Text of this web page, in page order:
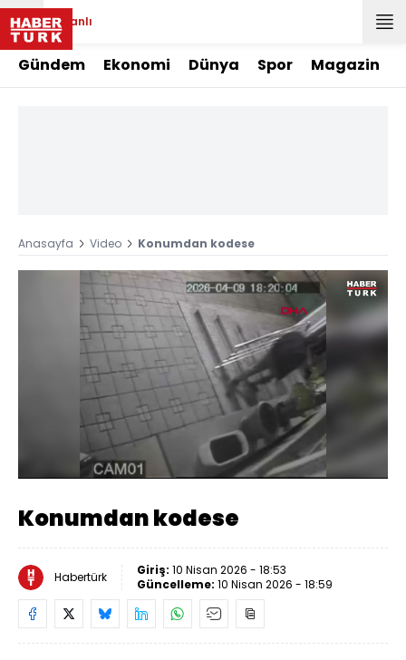
Canlı
Gündem Ekonomi Dünya Spor Magazin
Anasayfa Video Konumdan kodese
Sesi
Aç
Yüklendi:
84.41%
Oynatma
Hızı
Konumdan kodese
Habertürk Giriş: 10 Nisan 2026 - 18:53
Güncelleme: 10 Nisan 2026 - 18:59